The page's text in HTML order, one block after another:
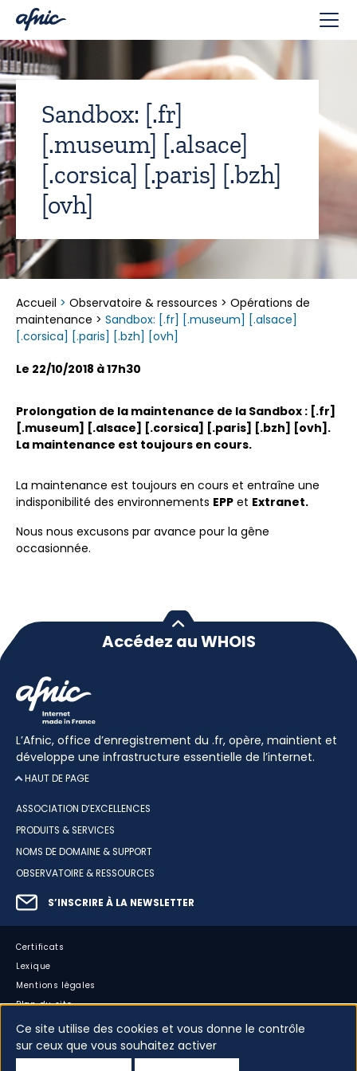
Sandbox: [.fr]
[.museum] [.alsace]
[.corsica] [.paris] [.bzh]
[ovh]
Accueil > Observatoire & ressources > Opérations de
maintenance > Sandbox: [.fr] [.museum] [.alsace]
[.corsica] [.paris] [.bzh] [ovh]
Le 22/10/2018 à 17h30
Prolongation de la maintenance de la Sandbox : [.fr]
[.museum] [.alsace] [.corsica] [.paris] [.bzh] [ovh].
La maintenance est toujours en cours.
La maintenance est toujours en cours et entraîne une
indisponibilité des environnements EPP et Extranet.
Nous nous excusons par avance pour la gêne
occasionnée.
Accédez au WHOIS
L’Afnic, office d’enregistrement du .fr, opère, maintient et
développe une infrastructure essentielle de l’internet.
HAUT DE PAGE
ASSOCIATION D’EXCELLENCES
PRODUITS & SERVICES
NOMS DE DOMAINE & SUPPORT
OBSERVATOIRE & RESSOURCES
S’INSCRIRE À LA NEWSLETTER
Certificats
Lexique
Mentions légales
Plan du site
Accessibilité : partiellement conforme
Cookies
Panneau de gestion des cookies
Ce site utilise des cookies et vous donne le contrôle
sur ceux que vous souhaitez activer